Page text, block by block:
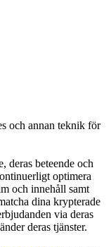
och annan teknik för
deras beteende och
optimera
och innehåll samt
dina krypterade
via deras
deras tjänster.